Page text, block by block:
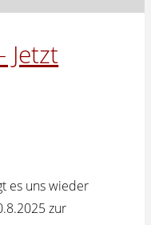
Jetzt
es uns wieder
zur